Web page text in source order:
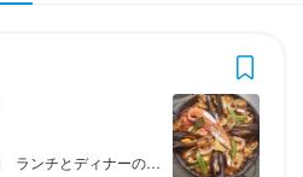
に休憩があります。) 土日11時～22時
フ